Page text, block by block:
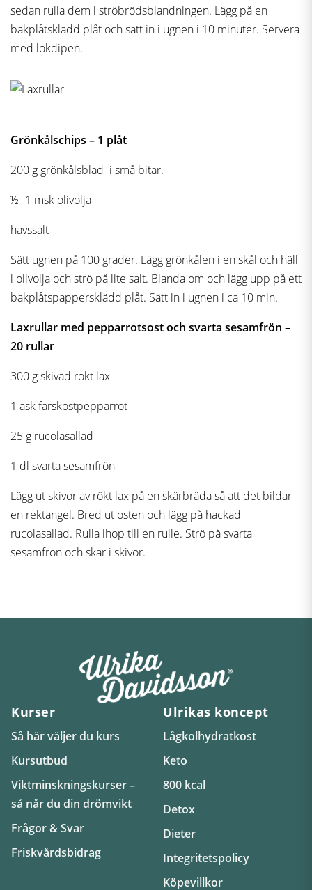
sedan rulla dem i ströbrödsblandningen. Lägg på en
bakplåtsklädd plåt och sätt in i ugnen i 10 minuter. Servera
med lökdipen.
Grönkålschips – 1 plåt
200 g grönkålsblad i små bitar.
½ -1 msk olivolja
havssalt
Sätt ugnen på 100 grader. Lägg grönkålen i en skål och häll
i olivolja och strö på lite salt. Blanda om och lägg upp på ett
bakplåtspappersklädd plåt. Sätt in i ugnen i ca 10 min.
Laxrullar med pepparrotsost och svarta sesamfrön –
20 rullar
300 g skivad rökt lax
1 ask färskostpepparrot
25 g rucolasallad
1 dl svarta sesamfrön
Lägg ut skivor av rökt lax på en skärbräda så att det bildar
en rektangel. Bred ut osten och lägg på hackad
rucolasallad. Rulla ihop till en rulle. Strö på svarta
sesamfrön och skär i skivor.
Kurser
Så här väljer du kurs
Kursutbud
Viktminskningskurser –
så når du din drömvikt
Frågor & Svar
Friskvårdsbidrag
Ulrikas koncept
Lågkolhydratkost
Keto
800 kcal
Detox
Dieter
Integritetspolicy
Köpevillkor